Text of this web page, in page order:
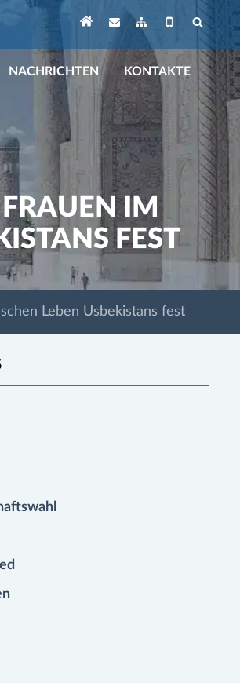
NACHRICHTEN KONTAKTE
IM
FEST
Leben Usbekistans fest